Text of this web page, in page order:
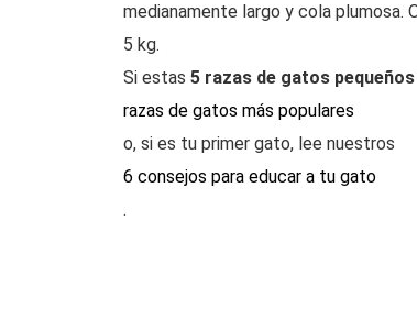
medianamente largo y cola plumosa.
5 kg.
Si estas 5 razas de gatos pequeños
razas de gatos más populares
o, si es tu primer gato, lee nuestros
6 consejos para educar a tu gato
.